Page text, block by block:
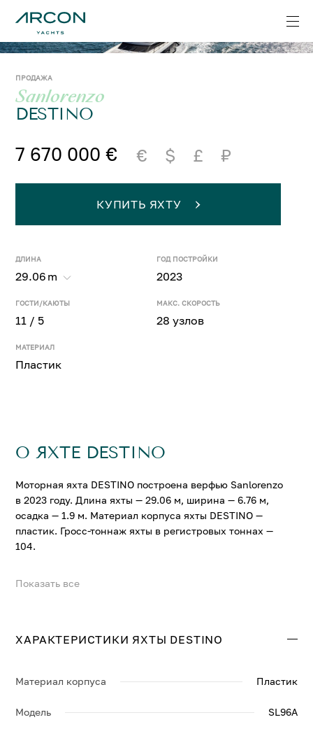
ПРОДАЖА
Sanlorenzo
DESTINO
7 670 000 € € $ £ ₽
ДЛИНА
29.06 m
ГОД ПОСТРОЙКИ
2023
ГОСТИ/КАЮТЫ
11 / 5
МАКС. СКОРОСТЬ
28 узлов
МАТЕРИАЛ
Пластик
КУПИТЬ ЯХТУ
О ЯХТЕ DESTINO
Моторная яхта DESTINO построена верфью Sanlorenzo
в 2023 году. Длина яхты — 29.06 м, ширина — 6.76 м,
осадка — 1.9 м. Материал корпуса яхты DESTINO —
пластик. Гросс-тоннаж яхты в регистровых тоннах —
104.
На яхте DESTINO можно разместить до 11 гостей в 5
Свяжитесь с нами, и мы вышлем больше информации
Показать все
ХАРАКТЕРИСТИКИ ЯХТЫ DESTINO
Материал корпуса Пластик
Модель SL96A